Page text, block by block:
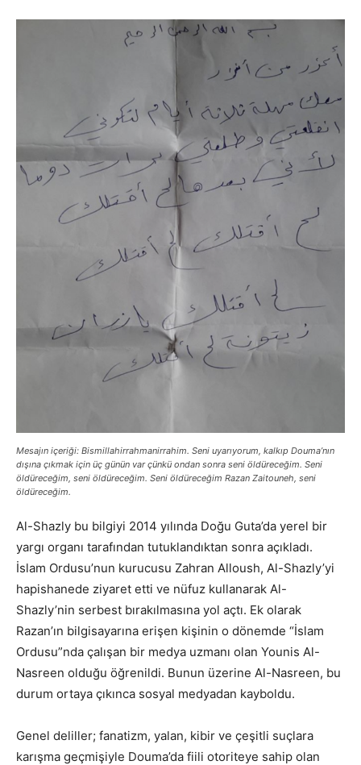
Mesajın içeriği: Bismillahirrahmanirrahim. Seni uyarıyorum, kalkıp Douma’nın
dışına çıkmak için üç günün var çünkü ondan sonra seni öldüreceğim. Seni
öldüreceğim, seni öldüreceğim. Seni öldüreceğim Razan Zaitouneh, seni
öldüreceğim.
Al-Shazly bu bilgiyi 2014 yılında Doğu Guta’da yerel bir
yargı organı tarafından tutuklandıktan sonra açıkladı.
İslam Ordusu’nun kurucusu Zahran Alloush, Al-Shazly’yi
hapishanede ziyaret etti ve nüfuz kullanarak Al-
Shazly’nin serbest bırakılmasına yol açtı. Ek olarak
Razan’ın bilgisayarına erişen kişinin o dönemde “İslam
Ordusu”nda çalışan bir medya uzmanı olan Younis Al-
Nasreen olduğu öğrenildi. Bunun üzerine Al-Nasreen, bu
durum ortaya çıkınca sosyal medyadan kayboldu.
Genel deliller; fanatizm, yalan, kibir ve çeşitli suçlara
karışma geçmişiyle Douma’da fiili otoriteye sahip olan